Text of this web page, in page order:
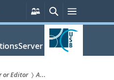
Persönliche
Services
SucheMenü
or Editor
A...